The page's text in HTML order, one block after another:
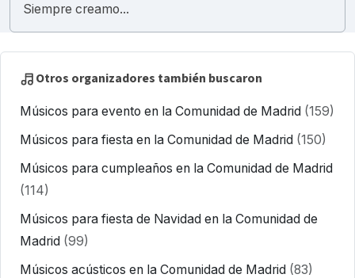
Siempre creamo...
Otros organizadores también buscaron
Músicos para evento en la Comunidad de Madrid (159)
Músicos para fiesta en la Comunidad de Madrid (150)
Músicos para cumpleaños en la Comunidad de Madrid
(114)
Músicos para fiesta de Navidad en la Comunidad de
Madrid (99)
Músicos acústicos en la Comunidad de Madrid (83)